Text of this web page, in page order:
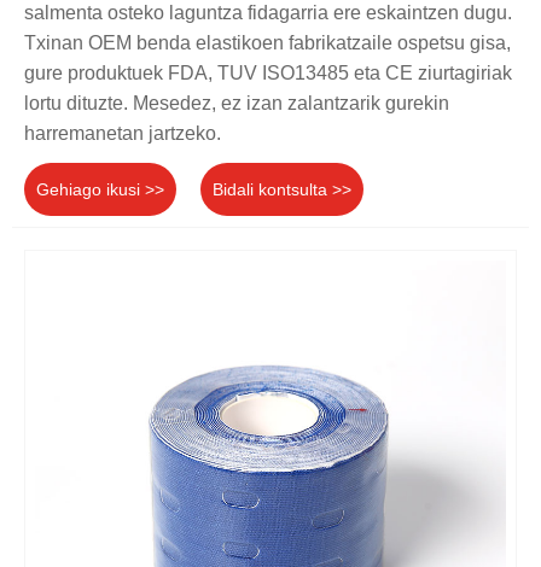
salmenta osteko laguntza fidagarria ere eskaintzen dugu.
Txinan OEM benda elastikoen fabrikatzaile ospetsu gisa,
gure produktuek FDA, TUV ISO13485 eta CE ziurtagiriak
lortu dituzte. Mesedez, ez izan zalantzarik gurekin
harremanetan jartzeko.
Gehiago ikusi >> Bidali kontsulta >>